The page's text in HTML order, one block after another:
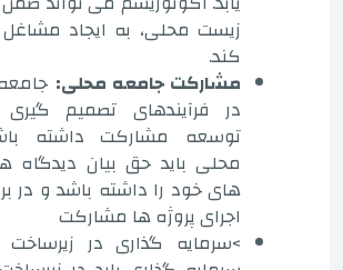
زیست محلی، به ایجاد
کند.
مشارکت جامعه محلی:
در فرآیندهای تصمیم
توسعه مشارکت داشته
محلی باید حق بیان دیدگاه
های خود را داشته باشد و در
اجرای پروژه ها مشارکت
>سرمایه گذاری در زیرساخت